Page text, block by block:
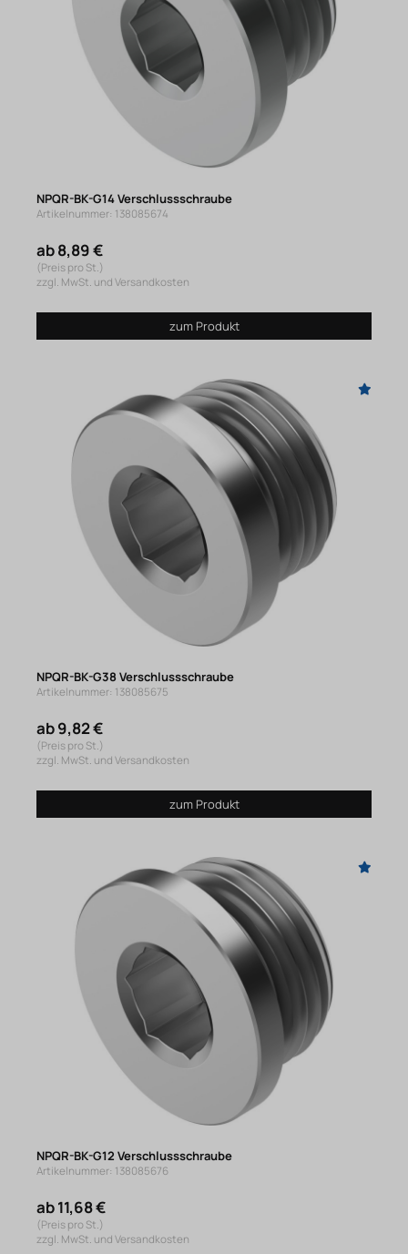
NPQR-BK-G14 Verschlussschraube
Artikelnummer: 138085674
ab 8,89 €
(Preis pro St.)
zzgl. MwSt. und Versandkosten
zum Produkt
NPQR-BK-G38 Verschlussschraube
Artikelnummer: 138085675
ab 9,82 €
(Preis pro St.)
zzgl. MwSt. und Versandkosten
zum Produkt
NPQR-BK-G12 Verschlussschraube
Artikelnummer: 138085676
ab 11,68 €
(Preis pro St.)
zzgl. MwSt. und Versandkosten